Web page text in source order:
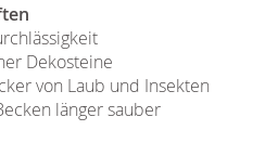
Dekosteine
von Laub und Insekten
länger sauber